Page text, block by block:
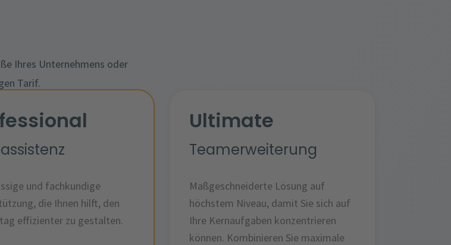
Ihres Unternehmens oder
Tarif.
und fachkundige
die Ihnen hilft, den
effizienter zu gestalten.
Ultimate
Teamerweiterung
Maßgeschneiderte Lösung auf
höchstem Niveau, damit Sie sich auf
Ihre Kernaufgaben konzentrieren
können. Kombinieren Sie maximale